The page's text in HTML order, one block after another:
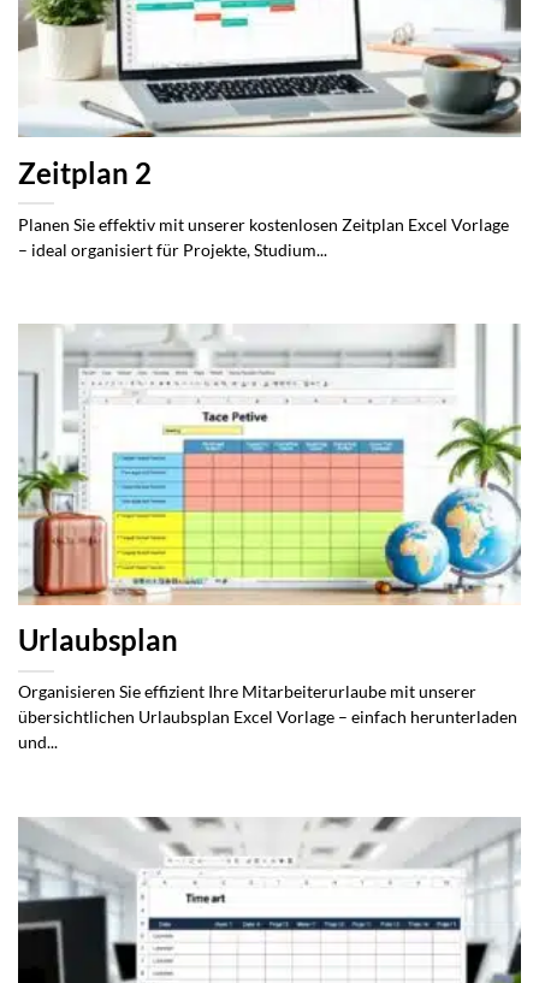
Zeitplan 2
Planen Sie effektiv mit unserer kostenlosen Zeitplan Excel Vorlage
– ideal organisiert für Projekte, Studium...
Urlaubsplan
Organisieren Sie effizient Ihre Mitarbeiterurlaube mit unserer
übersichtlichen Urlaubsplan Excel Vorlage – einfach herunterladen
und...